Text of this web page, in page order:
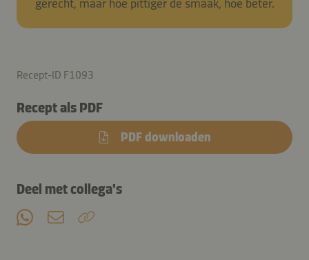
gerecht, maar hoe pittiger de smaak, hoe beter.
Recept-ID F1093
Recept als PDF
PDF downloaden
Deel met collega's